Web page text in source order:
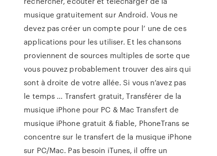
musique gratuitement sur Android. Vous ne
devez pas créer un compte pour l’ une de ces
applications pour les utiliser. Et les chansons
proviennent de sources multiples de sorte que
vous pouvez probablement trouver des airs qui
sont à droite de votre allée. Si vous n’avez pas
le temps ... Transfert gratuit, Transférer de la
musique iPhone pour PC & Mac Transfert de
musique iPhone gratuit & fiable, PhoneTrans se
concentre sur le transfert de la musique iPhone
sur PC/Mac. Pas besoin iTunes, il offre un